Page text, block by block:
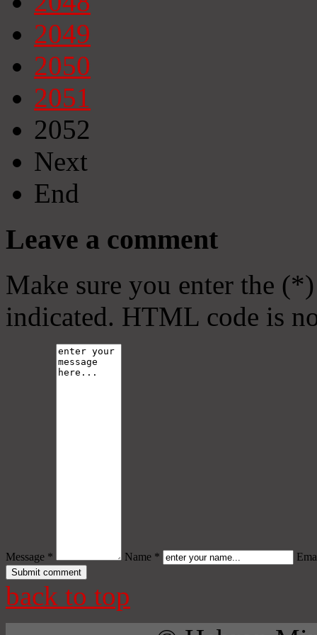
2049
2050
2051
2052
Next
End
Leave a comment
Make sure you enter the
indicated. HTML code is
Message * Name *
back to top